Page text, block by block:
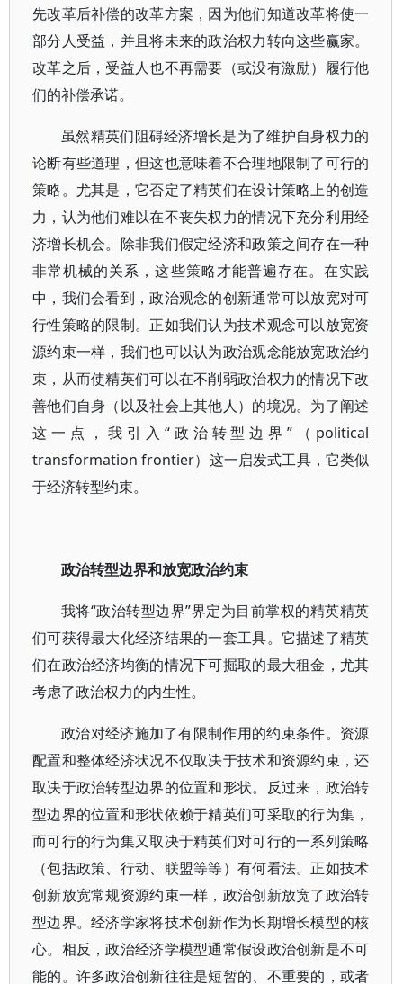
先改革后补偿的改革方案，因为他们知道改革将使一
部分人受益，并且将未来的政治权力转向这些赢家。
改革之后，受益人也不再需要（或没有激励）履行他
们的补偿承诺。
虽然精英们阻碍经济增长是为了维护自身权力的
论断有些道理，但这也意味着不合理地限制了可行的
策略。尤其是，它否定了精英们在设计策略上的创造
力，认为他们难以在不丧失权力的情况下充分利用经
济增长机会。除非我们假定经济和政策之间存在一种
非常机械的关系，这些策略才能普遍存在。在实践
中，我们会看到，政治观念的创新通常可以放宽对可
行性策略的限制。正如我们认为技术观念可以放宽资
源约束一样，我们也可以认为政治观念能放宽政治约
束，从而使精英们可以在不削弱政治权力的情况下改
善他们自身（以及社会上其他人）的境况。为了阐述
这一点，我引入“政治转型边界”（political
transformation frontier）这一启发式工具，它类似
于经济转型约束。
政治转型边界和放宽政治约束
我将“政治转型边界”界定为目前掌权的精英精英
们可获得最大化经济结果的一套工具。它描述了精英
们在政治经济均衡的情况下可掘取的最大租金，尤其
考虑了政治权力的内生性。
政治对经济施加了有限制作用的约束条件。资源
配置和整体经济状况不仅取决于技术和资源约束，还
取决于政治转型边界的位置和形状。反过来，政治转
型边界的位置和形状依赖于精英们可采取的行为集，
而可行的行为集又取决于精英们对可行的一系列策略
（包括政策、行动、联盟等等）有何看法。正如技术
创新放宽常规资源约束一样，政治创新放宽了政治转
型边界。经济学家将技术创新作为长期增长模型的核
心。相反，政治经济学模型通常假设政治创新是不可
能的。许多政治创新往往是短暂的、不重要的，或者